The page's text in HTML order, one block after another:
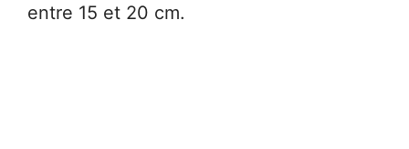
entre 15 et 20 cm.